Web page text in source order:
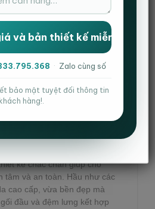
ứng mọi tiêu chuẩn của
hiện đại.
kế chắc chắn giúp cho
tâm và an toàn. Hầu như các
cao cấp, vừa bền đẹp mà
đầu và đệm lưng kết hợp
· Zalo cùng số
bảo mật tuyệt đối thông tin
khách hàng!.